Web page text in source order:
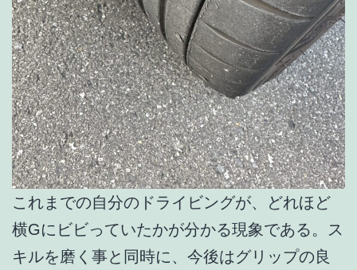
これまでの自分のドライビングが、どれほど
横Gにビビっていたかが分かる現象である。ス
キルを磨く事と同時に、今後はグリップの良